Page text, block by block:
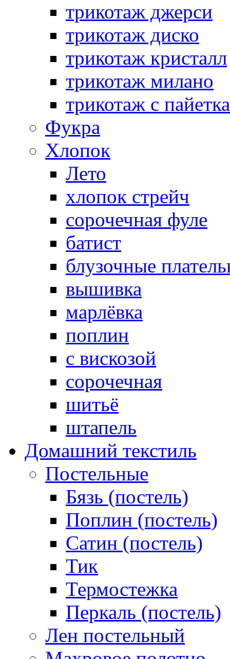
трикотаж джерси
трикотаж диско
трикотаж кристалл
трикотаж милано
трикотаж с
Фукра
Хлопок
Лето
хлопок стрейч
cорочечная фуле
батист
блузочные
вышивка
марлёвка
поплин
с вискозой
сорочечная
шитьё
штапель
Домашний текстиль
Постельные
Бязь (постель)
Поплин (постель)
Сатин (постель)
Тик
Термостежка
Перкаль (постель)
Лен постельный